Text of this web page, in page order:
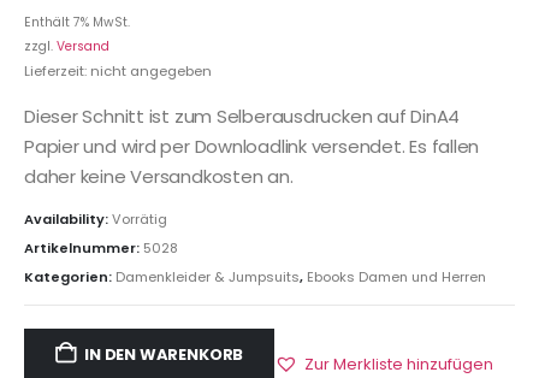
Enthält 7% MwSt.
zzgl. Versand
Lieferzeit: nicht angegeben
Dieser Schnitt ist zum Selberausdrucken auf DinA4
Papier und wird per Downloadlink versendet. Es fallen
daher keine Versandkosten an.
Availability:Vorrätig
Artikelnummer: 5028
Kategorien: Damenkleider & Jumpsuits, Ebooks Damen und Herren
IN DEN WARENKORB Zur Merkliste hinzufügen